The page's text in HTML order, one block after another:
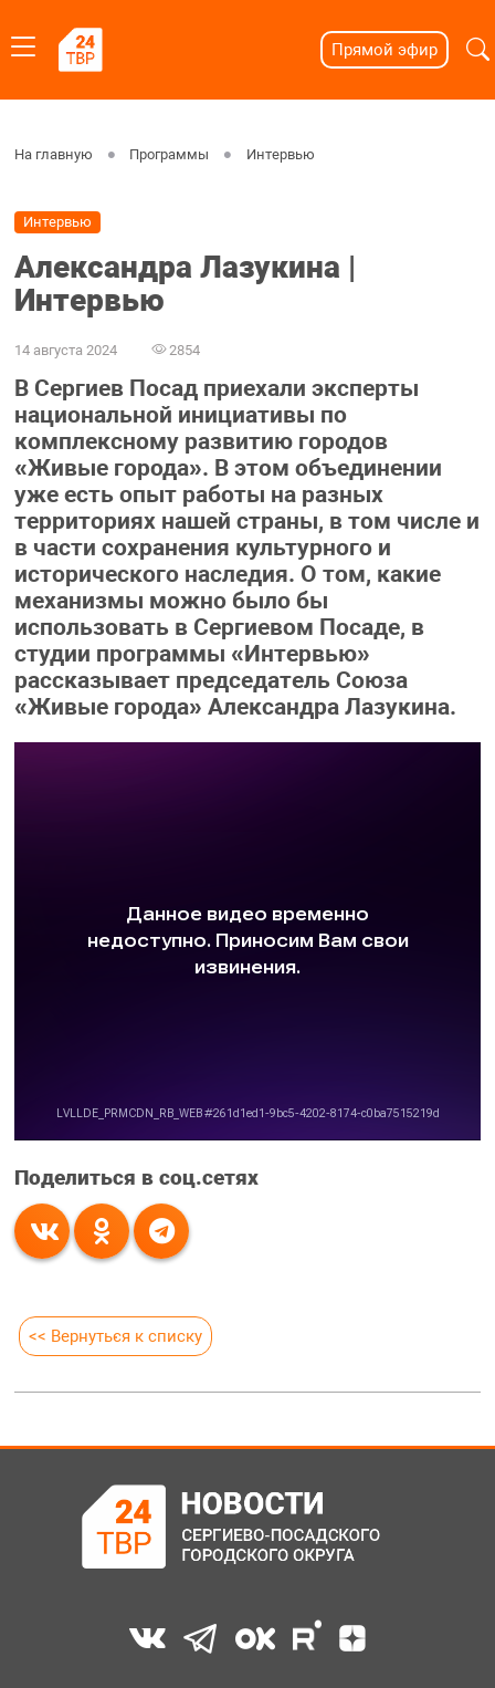
Прямой эфир
На главную Программы Интервью
Интервью
Александра Лазукина |
Интервью
14 августа 2024 2854
В Сергиев Посад приехали эксперты
национальной инициативы по
комплексному развитию городов
«Живые города». В этом объединении
уже есть опыт работы на разных
территориях нашей страны, в том числе и
в части сохранения культурного и
исторического наследия. О том, какие
механизмы можно было бы
использовать в Сергиевом Посаде, в
студии программы «Интервью»
рассказывает председатель Союза
«Живые города» Александра Лазукина.
Поделиться в соц.сетях
<< Вернуться к списку